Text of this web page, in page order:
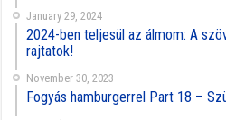
January 29, 2024
2024-ben teljesül az álmom: A
rajtatok!
November 30, 2023
Fogyás hamburgerrel Part 18 –